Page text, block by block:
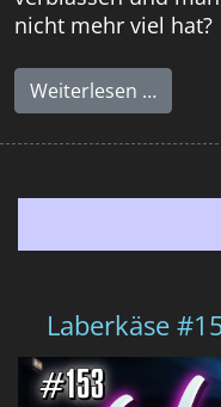
nicht mehr viel hat?
Weiterlesen …
Laberkäse